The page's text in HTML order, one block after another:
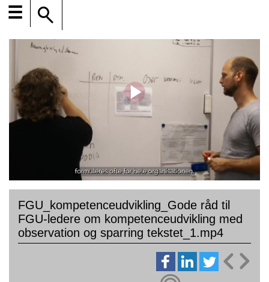
☰
FGU_kompetenceudvikling_Gode råd til
FGU-ledere om kompetenceudvikling med
observation og sparring tekstet_1.mp4